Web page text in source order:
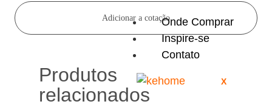
Onde Comprar
Inspire-se
Contato
X
Adicionar a cotação
Produtos
relacionados